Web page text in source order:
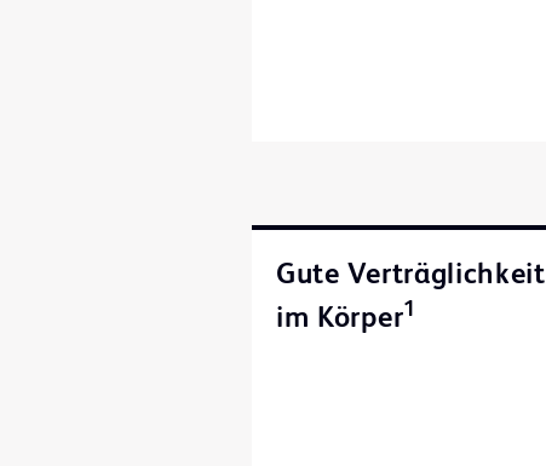
Gute Verträglichkeit
im Körper1